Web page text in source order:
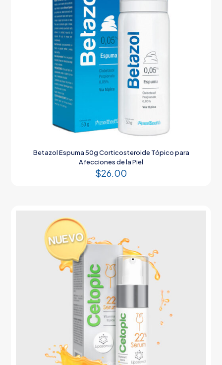
Betazol Espuma 50g Corticosteroide Tópico para
Afecciones de la Piel
$26.00